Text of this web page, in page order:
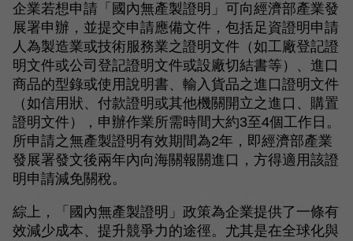
企業若想申請「國內無產製證明」可向經濟部產業發
展署申辦，並提交申請應備文件，包括足資證明申請
人為製造業或技術服務業之證明文件（如工廠登記證
明文件或公司登記證明文件或設廠切結書等）、進口
商品的型錄或使用說明書、輸入貨品之進口證明文件
（如信用狀、付款證明或其他機關開立之進口、購置
證明文件），申辦作業所需時間大約3至4個工作日。
所申請之無產製證明有效期間為2年，即經濟部產業
發展署發文後兩年內向海關報關進口，方得適用該證
明申請減免關稅。
綜上，「國內無產製證明」政策為企業提供了一條有
效減少成本、提升競爭力的途徑。尤其是在全球化與